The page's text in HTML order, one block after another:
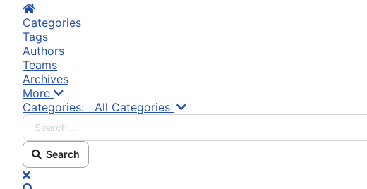
Home
Categories
Tags
Authors
Teams
Archives
More
Categories:
All Categories Search...
Search
x